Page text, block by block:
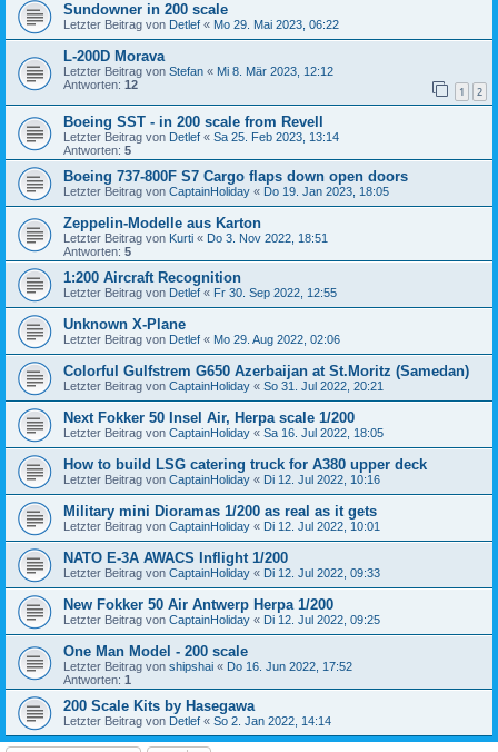
Sundowner in 200 scale
Letzter Beitrag von Detlef « Mo 29. Mai 2023, 06:22
L-200D Morava
Letzter Beitrag von Stefan « Mi 8. Mär 2023, 12:12
Antworten: 12 1 2
Boeing SST - in 200 scale from Revell
Letzter Beitrag von Detlef « Sa 25. Feb 2023, 13:14
Antworten: 5
Boeing 737-800F S7 Cargo flaps down open doors
Letzter Beitrag von CaptainHoliday « Do 19. Jan 2023, 18:05
Zeppelin-Modelle aus Karton
Letzter Beitrag von Kurti « Do 3. Nov 2022, 18:51
Antworten: 5
1:200 Aircraft Recognition
Letzter Beitrag von Detlef « Fr 30. Sep 2022, 12:55
Unknown X-Plane
Letzter Beitrag von Detlef « Mo 29. Aug 2022, 02:06
Colorful Gulfstrem G650 Azerbaijan at St.Moritz (Samedan)
Letzter Beitrag von CaptainHoliday « So 31. Jul 2022, 20:21
Next Fokker 50 Insel Air, Herpa scale 1/200
Letzter Beitrag von CaptainHoliday « Sa 16. Jul 2022, 18:05
How to build LSG catering truck for A380 upper deck
Letzter Beitrag von CaptainHoliday « Di 12. Jul 2022, 10:16
Military mini Dioramas 1/200 as real as it gets
Letzter Beitrag von CaptainHoliday « Di 12. Jul 2022, 10:01
NATO E-3A AWACS Inflight 1/200
Letzter Beitrag von CaptainHoliday « Di 12. Jul 2022, 09:33
New Fokker 50 Air Antwerp Herpa 1/200
Letzter Beitrag von CaptainHoliday « Di 12. Jul 2022, 09:25
One Man Model - 200 scale
Letzter Beitrag von shipshai « Do 16. Jun 2022, 17:52
Antworten: 1
200 Scale Kits by Hasegawa
Letzter Beitrag von Detlef « So 2. Jan 2022, 14:14